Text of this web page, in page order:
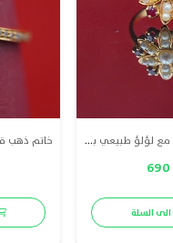
خاتم ذهب قيراط 21 مع لؤلؤ طبيعي بحريني وياقوت